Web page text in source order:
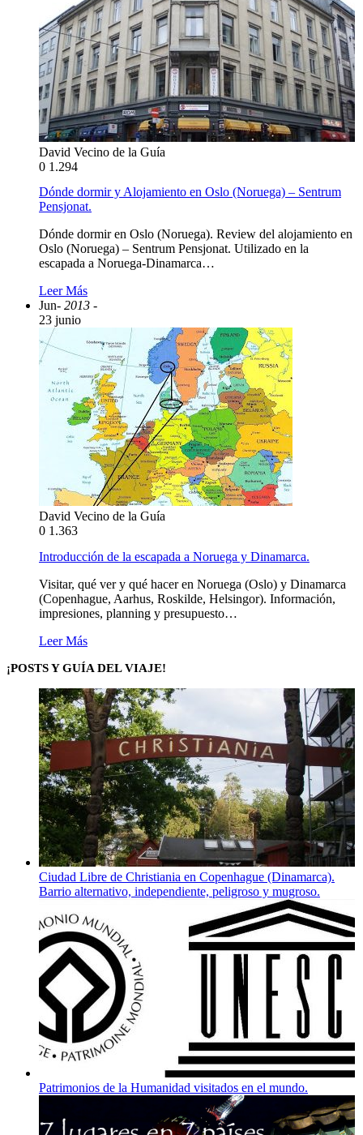
David Vecino de la Guía
0 1.294
Dónde dormir y Alojamiento en Oslo (Noruega) – Sentrum
Pensjonat.
Dónde dormir en Oslo (Noruega). Review del alojamiento en
Oslo (Noruega) – Sentrum Pensjonat. Utilizado en la
escapada a Noruega-Dinamarca…
Leer Más
Jun- 2013 -
23 junio
David Vecino de la Guía
0 1.363
Introducción de la escapada a Noruega y Dinamarca.
Visitar, qué ver y qué hacer en Noruega (Oslo) y Dinamarca
(Copenhague, Aarhus, Roskilde, Helsingor). Información,
impresiones, planning y presupuesto…
Leer Más
¡POSTS Y GUÍA DEL VIAJE!
Ciudad Libre de Christiania en Copenhague (Dinamarca).
Barrio alternativo, independiente, peligroso y mugroso.
Patrimonios de la Humanidad visitados en el mundo.